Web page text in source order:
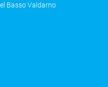
Basso Valdarno